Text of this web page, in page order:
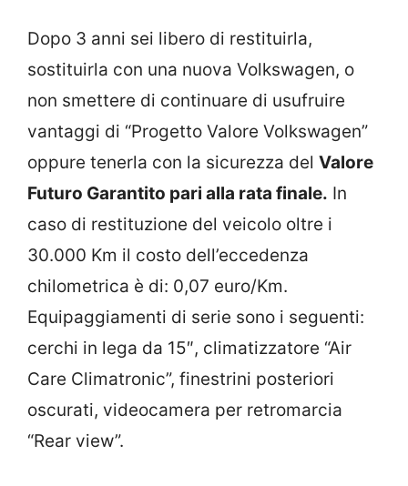
Dopo 3 anni sei libero di restituirla,
sostituirla con una nuova Volkswagen, o
non smettere di continuare di usufruire
vantaggi di “Progetto Valore Volkswagen”
oppure tenerla con la sicurezza del Valore
Futuro Garantito pari alla rata finale. In
caso di restituzione del veicolo oltre i
30.000 Km il costo dell’eccedenza
chilometrica è di: 0,07 euro/Km.
Equipaggiamenti di serie sono i seguenti:
cerchi in lega da 15″, climatizzatore “Air
Care Climatronic”, finestrini posteriori
oscurati, videocamera per retromarcia
“Rear view”.